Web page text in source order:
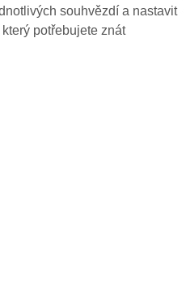
souhvězdí a nastavit
potřebujete znát